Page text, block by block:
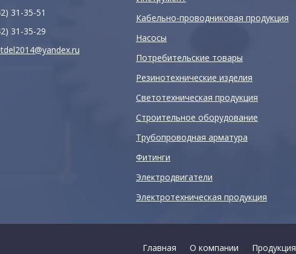
31-35-51
31-35-29
Кабельно-проводниковая продукция
Насосы
Потребительские товары
Резинотехнические изделия
Светотехническая продукция
Строительное оборудование
Трубопроводная арматура
Фитинги
Электродвигатели
Электротехническая продукция
Главная О компании Продукция